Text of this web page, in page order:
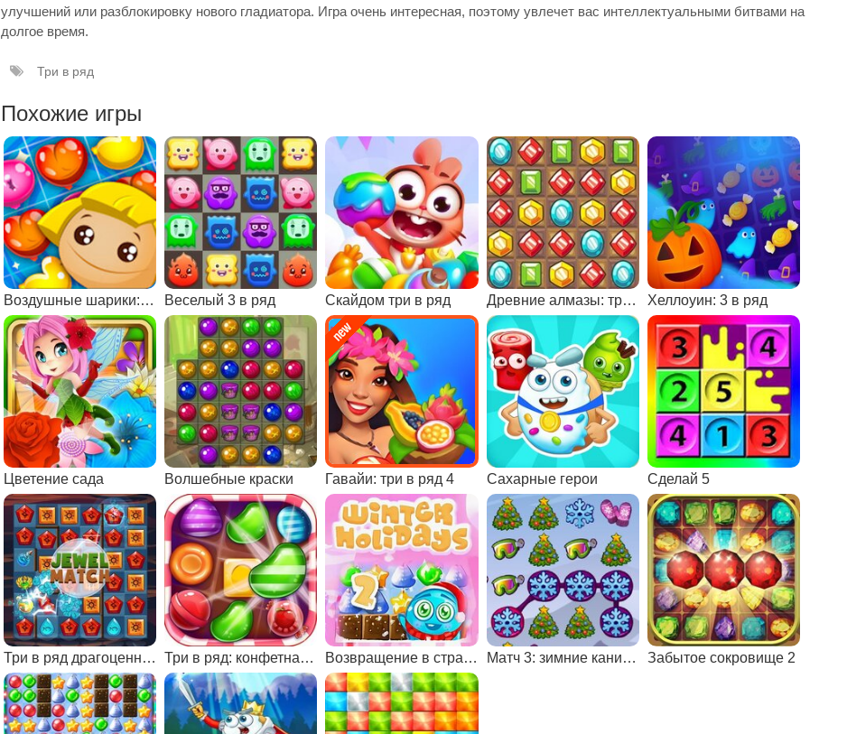
улучшений или разблокировку нового гладиатора. Игра очень интересная, поэтому увлечет вас интеллектуальными битвами на
долгое время.
Три в ряд
Похожие игры
Воздушные шарики: три в ряд Веселый 3 в ряд Скайдом три в ряд Древние алмазы: три в ряд Хеллоуин: 3 в ряд
Цветение сада Волшебные краски Гавайи: три в ряд 4 Сахарные герои Сделай 5
Три в ряд драгоценности Три в ряд: конфетная сага Возвращение в страну Санты: зимние каникулы Матч 3: зимние каникулы Забытое сокровище 2